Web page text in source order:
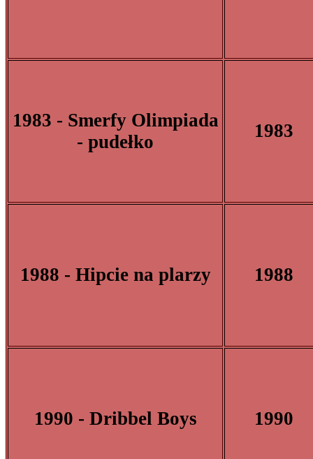
1983 - Smerfy Olimpiada
- pudełko
1983
1988 - Hipcie na plarzy 1988
1990 - Dribbel Boys 1990